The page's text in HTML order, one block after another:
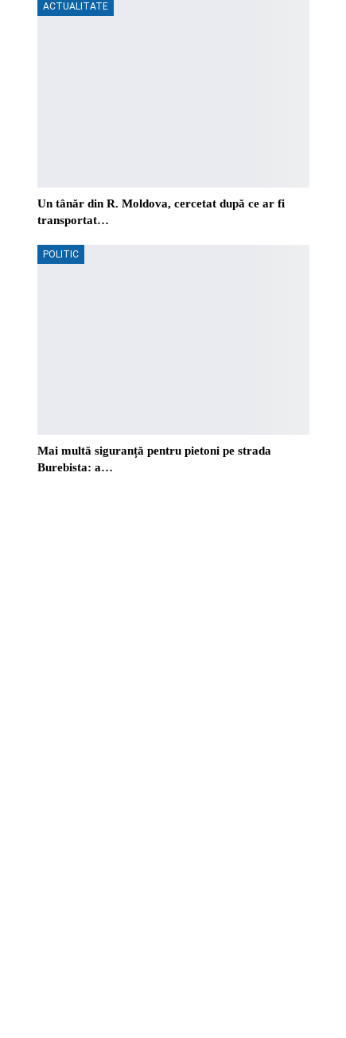
ACTUALITATE
Un tânăr din R. Moldova, cercetat după ce ar fi
transportat…
POLITIC
Mai multă siguranță pentru pietoni pe strada
Burebista: a…